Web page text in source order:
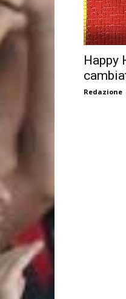
Happy
Redazione